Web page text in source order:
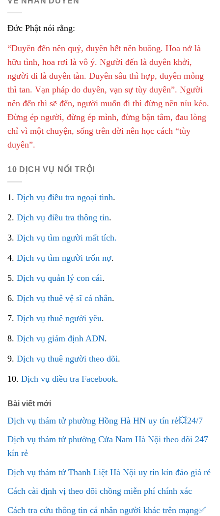
Đức Phật nói rằng:
“Duyên đến nên quý, duyên hết nên buông. Hoa nở là
hữu tình, hoa rơi là vô ý. Người đến là duyên khởi,
người đi là duyên tàn. Duyên sâu thì hợp, duyên mỏng
thì tan. Vạn pháp do duyên, vạn sự tùy duyên”. Người
nên đến thì sẽ đến, người muốn đi thì đừng nên níu kéo.
Đừng ép người, đừng ép mình, đừng bận tâm, đau lòng
chỉ vì một chuyện, sống trên đời nên học cách “tùy
duyên”.
10 DỊCH VỤ NỔI TRỘI
1. Dịch vụ điều tra ngoại tình.
2. Dịch vụ điều tra thông tin.
3. Dịch vụ tìm người mất tích.
4. Dịch vụ tìm người trốn nợ.
5. Dịch vụ quản lý con cái.
6. Dịch vụ thuê vệ sĩ cá nhân.
7. Dịch vụ thuê người yêu.
8. Dịch vụ giám định ADN.
9. Dịch vụ thuê người theo dõi.
10. Dịch vụ điều tra Facebook.
Bài viết mới
Dịch vụ thám tử phường Hồng Hà HN uy tín rẻ💥24/7
Dịch vụ thám tử phường Cửa Nam Hà Nội theo dõi 247
kín rẻ
Dịch vụ thám tử Thanh Liệt Hà Nội uy tín kín đáo giá rẻ
Cách cài định vị theo dõi chồng miễn phí chính xác
Cách tra cứu thông tin cá nhân người khác trên mạng✅